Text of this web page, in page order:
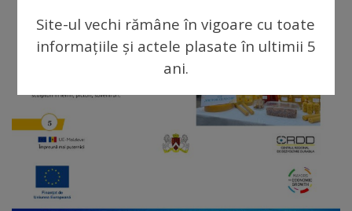
Înterprinderi
Comgaz-
Plus
Modele
Site-ul vechi rămâne în vigoare cu toate
informațiile și actele plasate în ultimii 5
ani.